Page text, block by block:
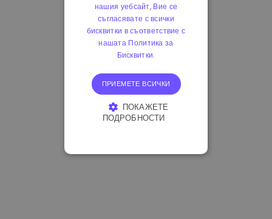
нашия уебсайт, Вие се
съгласявате с всички
бисквитки в съответствие с
нашата Политика за
Бисквитки.
ПРИЕМЕТЕ ВСИЧКИ
ПОКАЖЕТЕ
ПОДРОБНОСТИ